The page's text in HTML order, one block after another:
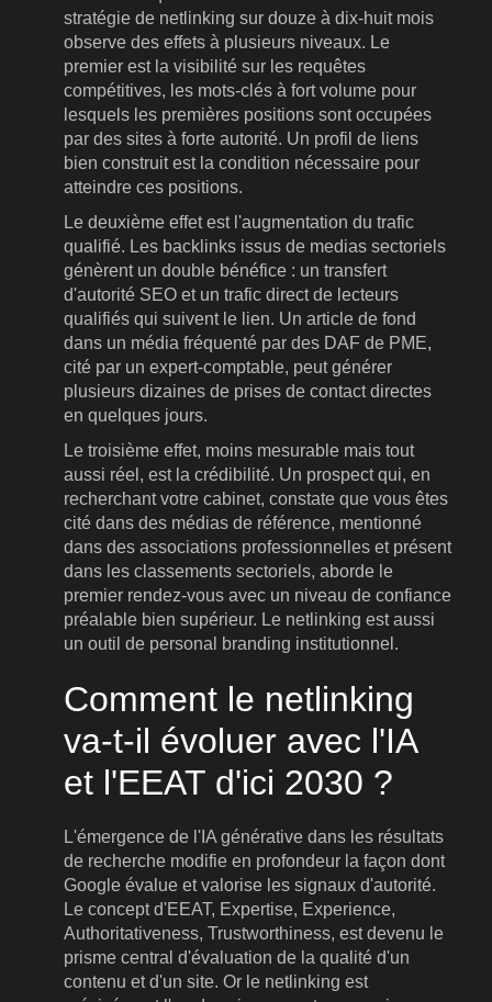
stratégie de netlinking sur douze à dix-huit mois
observe des effets à plusieurs niveaux. Le
premier est la visibilité sur les requêtes
compétitives, les mots-clés à fort volume pour
lesquels les premières positions sont occupées
par des sites à forte autorité. Un profil de liens
bien construit est la condition nécessaire pour
atteindre ces positions.
Le deuxième effet est l'augmentation du trafic
qualifié. Les backlinks issus de medias sectoriels
génèrent un double bénéfice : un transfert
d'autorité SEO et un trafic direct de lecteurs
qualifiés qui suivent le lien. Un article de fond
dans un média fréquenté par des DAF de PME,
cité par un expert-comptable, peut générer
plusieurs dizaines de prises de contact directes
en quelques jours.
Le troisième effet, moins mesurable mais tout
aussi réel, est la crédibilité. Un prospect qui, en
recherchant votre cabinet, constate que vous êtes
cité dans des médias de référence, mentionné
dans des associations professionnelles et présent
dans les classements sectoriels, aborde le
premier rendez-vous avec un niveau de confiance
préalable bien supérieur. Le netlinking est aussi
un outil de personal branding institutionnel.
Comment le netlinking
va-t-il évoluer avec l'IA
et l'EEAT d'ici 2030 ?
L'émergence de l'IA générative dans les résultats
de recherche modifie en profondeur la façon dont
Google évalue et valorise les signaux d'autorité.
Le concept d'EEAT, Expertise, Experience,
Authoritativeness, Trustworthiness, est devenu le
prisme central d'évaluation de la qualité d'un
contenu et d'un site. Or le netlinking est